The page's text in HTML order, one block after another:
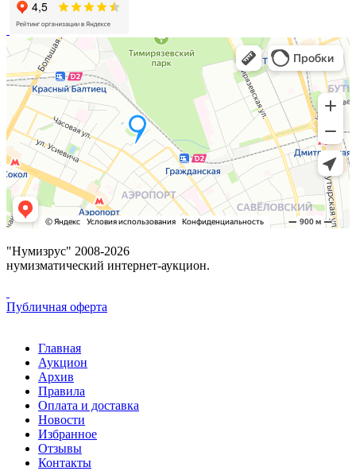
"Нумизрус" 2008-2026
нумизматический интернет-аукцион.
Публичная оферта
Главная
Аукцион
Архив
Правила
Оплата и доставка
Новости
Избранное
Отзывы
Контакты